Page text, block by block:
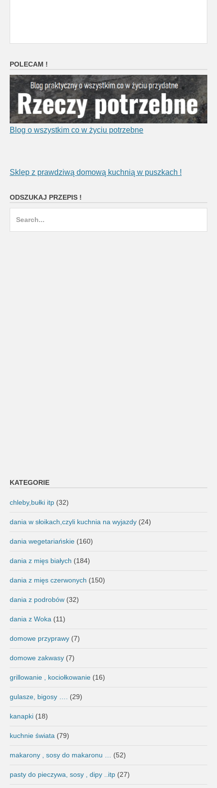
POLECAM !
Blog o wszystkim co w życiu potrzebne
Sklep z prawdziwą domową kuchnią w puszkach !
ODSZUKAJ PRZEPIS !
KATEGORIE
chleby,bułki itp (32)
dania w słoikach,czyli kuchnia na wyjazdy (24)
dania wegetariańskie (160)
dania z mięs białych (184)
dania z mięs czerwonych (150)
dania z podrobów (32)
dania z Woka (11)
domowe przyprawy (7)
domowe zakwasy (7)
grillowanie , kociołkowanie (16)
gulasze, bigosy …. (29)
kanapki (18)
kuchnie świata (79)
makarony , sosy do makaronu … (52)
pasty do pieczywa, sosy , dipy ..itp (27)